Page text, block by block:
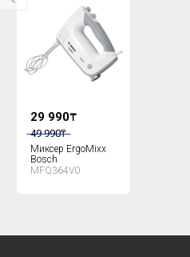
29 990₸
49 990₸
Миксер ErgoMixx
Bosch
MFQ364V0